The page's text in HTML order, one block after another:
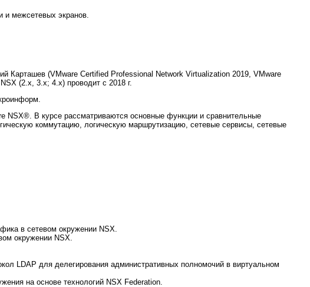
и межсетевых экранов.
Карташев (VMware Certified Professional Network Virtualization 2019, VMware
(2.x, 3.x; 4.х) проводит с 2018 г.
NSX®. В курсе рассматриваются основные функции и сравнительные
коммутацию, логическую маршрутизацию, сетевые сервисы, сетевые
в сетевом окружении NSX.
окружении NSX.
LDAP для делегирования административных полномочий в виртуальном
на основе технологий NSX Federation.